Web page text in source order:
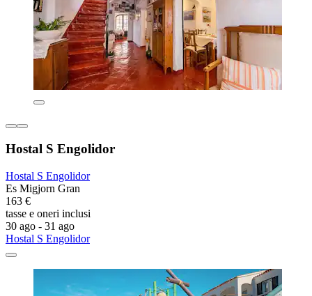
Hostal S Engolidor
Hostal S Engolidor
Es Migjorn Gran
163 €
tasse e oneri inclusi
30 ago - 31 ago
Hostal S Engolidor